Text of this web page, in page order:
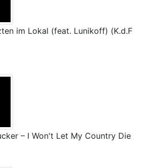
im Lokal (feat. Lunikoff) (K.d.F
– I Won't Let My Country Die